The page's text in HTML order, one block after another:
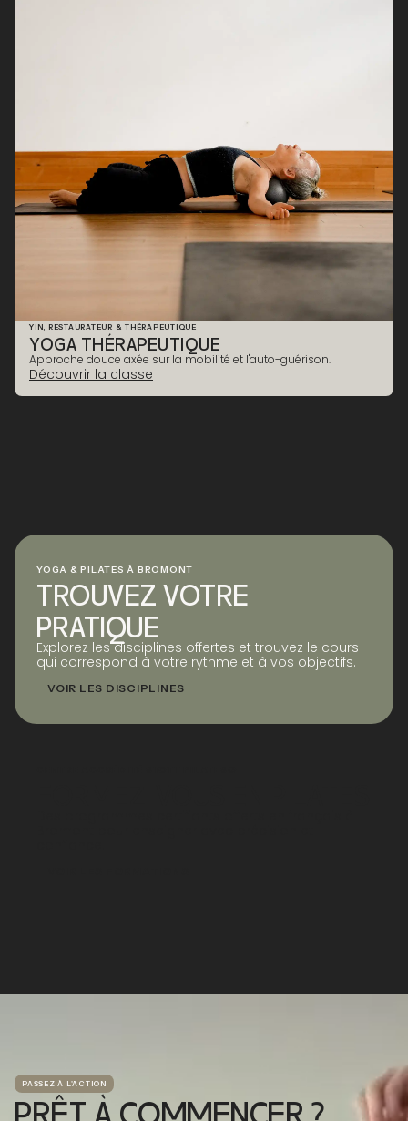
CALME & RÉCUPÉRATION
YIN, RESTAURATEUR & THÉRAPEUTIQUE
YOGA THÉRAPEUTIQUE
Approche douce axée sur la mobilité et l'auto-guérison.
Découvrir la classe
YOGA & PILATES À BROMONT
TROUVEZ VOTRE
PRATIQUE
Explorez les disciplines offertes et trouvez le cours
qui correspond à votre rythme et à vos objectifs.
VOIR LES DISCIPLINES
PASSEZ À L'ACTION
PRÊT À COMMENCER ?